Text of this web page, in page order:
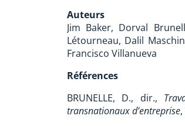
Auteurs
Jim Baker, Dorval
Létourneau, Dalil
Francisco Villanueva
Références
BRUNELLE, D., dir.,
transnationaux d’entreprise